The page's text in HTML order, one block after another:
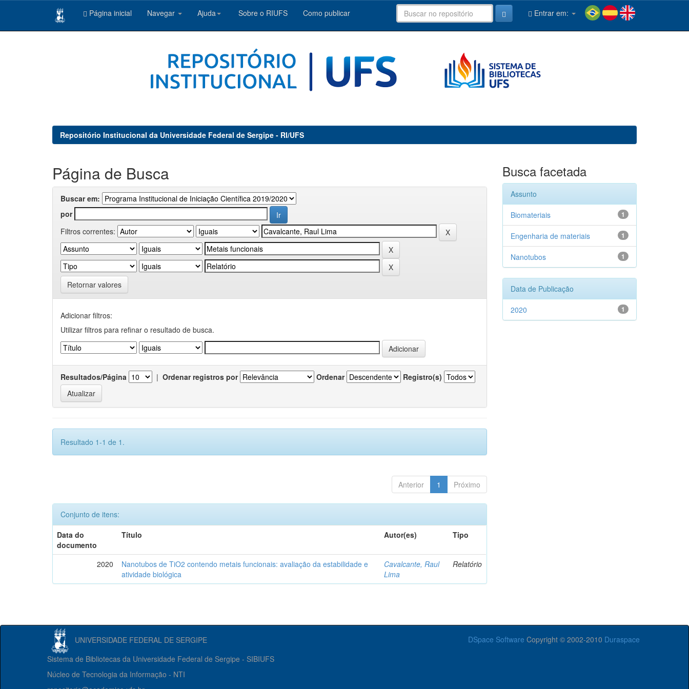
Página inicial Navegar Ajuda Sobre o RIUFS Como publicar Entrar em:
Repositório Institucional da Universidade Federal de Sergipe - RI/UFS
Página de Busca
Buscar em:
por
Filtros correntes:
Retornar valores
Adicionar filtros:
Utilizar filtros para refinar o resultado de busca.
Resultados/Página | Ordenar registros por Ordenar Registro(s)
Resultado 1-1 de 1.
Anterior 1 Próximo
Conjunto de itens:
Data do
documento
Título Autor(es) Tipo
2020
Nanotubos de TiO2 contendo metais funcionais: avaliação da estabilidade e
atividade biológica
Cavalcante, Raul
Lima
Relatório
Busca facetada
Assunto
1
Biomateriais
1
Engenharia de materiais
1
Nanotubos
Data de Publicação
1
2020
UNIVERSIDADE FEDERAL DE SERGIPE DSpace Software Copyright © 2002-2010 Duraspace
Sistema de Bibliotecas da Universidade Federal de Sergipe - SIBIUFS
Núcleo de Tecnologia da Informação - NTI